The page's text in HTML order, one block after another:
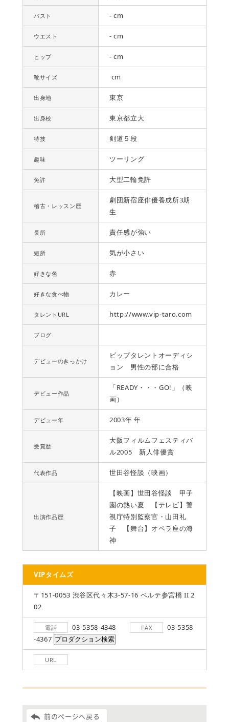
バスト - cm
ウエスト - cm
ヒップ - cm
靴サイズ cm
出身地 東京
出身校 東京都立大
特技 剣道５段
趣味 ツーリング
免許 大型二輪免許
稽古・レッスン歴
劇団新宿座俳優養成所3期
生
長所 責任感が強い
短所 気が小さい
好きな色 赤
好きな食べ物 カレー
タレントURL http://www.vip-taro.com
ブログ
デビューのきっかけ
ビップタレントオーディシ
ョン 男性の部に合格
デビュー作品
「READY・・・GO!」（映
画）
デビュー年 2003年 年
受賞歴
大阪フィルムフェスティバ
ル2005 新人俳優賞
代表作品 世田谷怪談（映画）
出演作品歴
【映画】世田谷怪談 甲子
園の熱い夏 【テレビ】警
視庁特別監察官・山田礼
子 【舞台】オペラ座の海
神
VIPタイムズ
〒151-0053 渋谷区代々木3-57-16 ベルテ参宮橋 II 2
02
電話 03-5358-4348 FAX
03-5358
-4367
URL
前のページへ戻る